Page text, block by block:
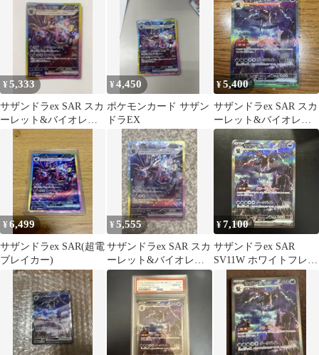
¥5,333
サザンドラex SAR スカ
ーレット&バイオレッ
ト 拡張パック 超電ブレ
イカー…
¥4,450
ポケモンカード サザン
ドラEX
¥5,400
サザンドラex SAR スカ
ーレット&バイオレッ
ト 拡張パック ホワイト
フレア…
¥6,499
サザンドラex SAR(超電
ブレイカー)
¥5,555
サザンドラex SAR スカ
ーレット&バイオレッ
ト 拡張パック 超電ブレ
イカー…
¥7,100
サザンドラex SAR
SV11W ホワイトフレア